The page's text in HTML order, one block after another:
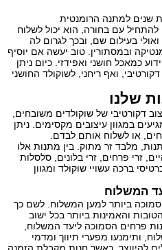
שנים למתנה הרומנטית
להתחיל עם בחורה, הוא יכול לשלוח
בעילום שם, ובכך לגרום לה
ובמסתורין. טוב יעשה אם יוסיף
כמאכל חושני ואפידזי. כיום ניתן
ואף ריחני, לשוקולד החושני
שלנו
דקורטיבי של שוקולדים משובחים,
במגוון עיצובים מקסימים. ניתן
או לשלוח אותם לבדם.
מלבד זר מתוק. בין מתנות אלו
זרי פרחים, זרי בלונים, סלסלות
ברכה עשויי שוקולד ומגוון
המשלוח
ביותר למען המשלוח. לשם כך
והאמינות ביותר בכל ישוב
פרחים הסמוכה ליעד המשלוח,
ותימנעו מפערי תיווך ומדמי
להיווצר, כאשר חנות מקבלת הזמנה